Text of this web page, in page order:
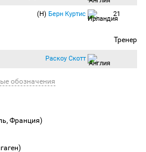
(Н) Берн Куртис 21
Тренер
Раскоу Скотт
обозначения
Франция)